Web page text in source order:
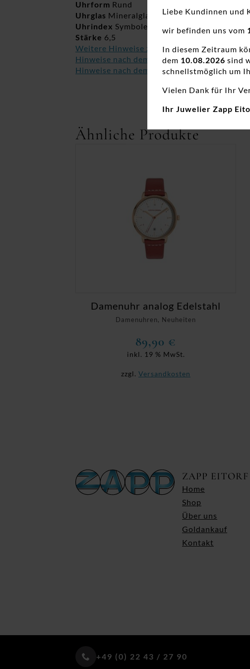
Uhrform Rund
Uhrglas Mineralglas
Uhrindex Symbole
Stärke 6,5
Weitere Hinweise zur Wasserdichtigkeit
Hinweise nach dem ElektroG
Hinweise nach dem BatterieG
Ähnliche Produkte
Damenuhren, Neuheiten
Damenuhr analog Edelstahl
89,90 €
inkl. 19 % MwSt.
zzgl.Versandkosten
ZAPP EITORF
Home
Shop
Über uns
Goldankauf
Kontakt
+49 (0) 22 43 / 27 90
Liebe Kundinnen und
wir befinden uns vom
In diesem Zeitraum
dem 10.08.2026 sind
schnellstmöglich um
Vielen Dank für Ihr
Ihr Juwelier Zapp